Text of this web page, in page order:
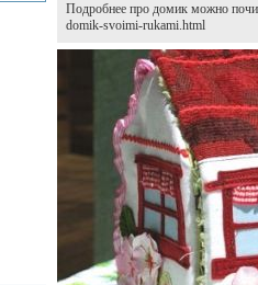
Подробнее про домик можно
domik-svoimi-rukami.html